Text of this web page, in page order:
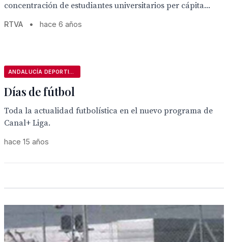
concentración de estudiantes universitarios per cápita...
RTVA • hace 6 años
Días de fútbol
Toda la actualidad futbolística en el nuevo programa de
Canal+ Liga.
hace 15 años